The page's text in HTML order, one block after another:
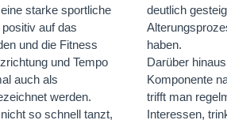
starke sportliche
auf das
und die Fitness
und Tempo
auch als
werden.
so schnell tanzt,
deutlich
haben.
Darüber
Komponente
trifft man
Interessen,
geradezu ideal.
manchmal
ist, immer
gehen,